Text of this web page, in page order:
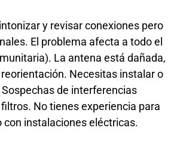
y revisar conexiones pero
El problema afecta a todo el
La antena está dañada,
Necesitas instalar o
de interferencias
No tienes experiencia para
con instalaciones eléctricas.